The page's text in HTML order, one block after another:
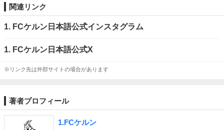
関連リンク
1. FCケルン日本語公式インスタグラム
1. FCケルン日本語公式X
※リンク先は外部サイトの場合があります
著者プロフィール
1.FCケルン